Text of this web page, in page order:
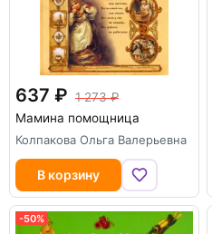
637
1 273
Мамина помощница
Колпакова Ольга Валерьевна
В корзину
-50%